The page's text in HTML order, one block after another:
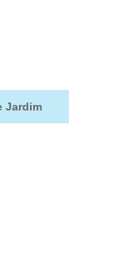
Jardim